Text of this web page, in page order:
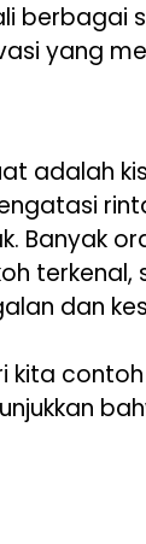
yang
adalah
Banyak
terkenal,
dan
kita